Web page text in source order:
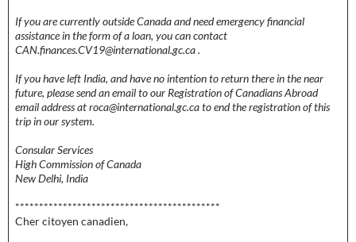
If you are currently outside Canada and need emergency financial
assistance in the form of a loan, you can contact
CAN.finances.CV19@international.gc.ca .
If you have left India, and have no intention to return there in the near
future, please send an email to our Registration of Canadians Abroad
email address at roca@international.gc.ca to end the registration of this
trip in our system.
Consular Services
High Commission of Canada
New Delhi, India
*******************************************
Cher citoyen canadien,